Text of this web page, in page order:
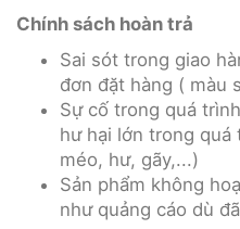
Chính sách hoàn trả
Sai sót trong giao
đơn đặt hàng ( màu
Sự cố trong quá
hư hại lớn trong quá
méo, hư, gãy,...)
Sản phẩm không
như quảng cáo dù